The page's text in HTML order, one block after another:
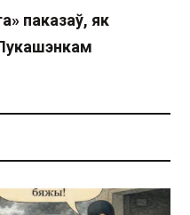
паказаў, як